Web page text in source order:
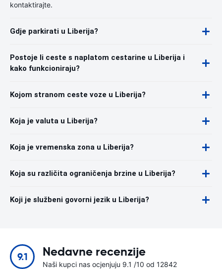
kontaktirajte.
Gdje parkirati u Liberija?
Postoje li ceste s naplatom cestarine u Liberija i
kako funkcioniraju?
Kojom stranom ceste voze u Liberija?
Koja je valuta u Liberija?
Koja je vremenska zona u Liberija?
Koja su različita ograničenja brzine u Liberija?
Koji je službeni govorni jezik u Liberija?
9.1 Nedavne recenzije
Naši kupci nas ocjenjuju 9.1 /10 od 12842